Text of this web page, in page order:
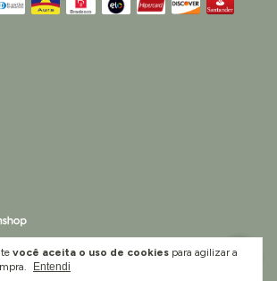
você aceita o uso de cookies para agilizar a
Entendi